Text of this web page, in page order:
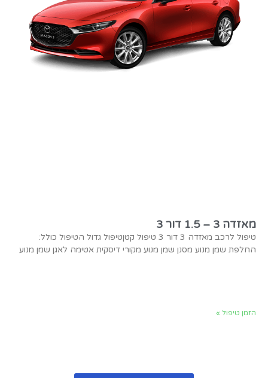
מאזדה 3 – 1.5 דור 3
טיפול לרכב מאזדה 3 דור 3 טיפול קטןטיפול גדול הטיפול כולל:
החלפת שמן מנוע מסנן שמן מנוע מקורי דיסקית אטימה לאגן שמן מנוע
הזמן טיפול »